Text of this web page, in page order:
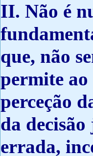
II. Não é
que, não
permite
perceção
da
errada,